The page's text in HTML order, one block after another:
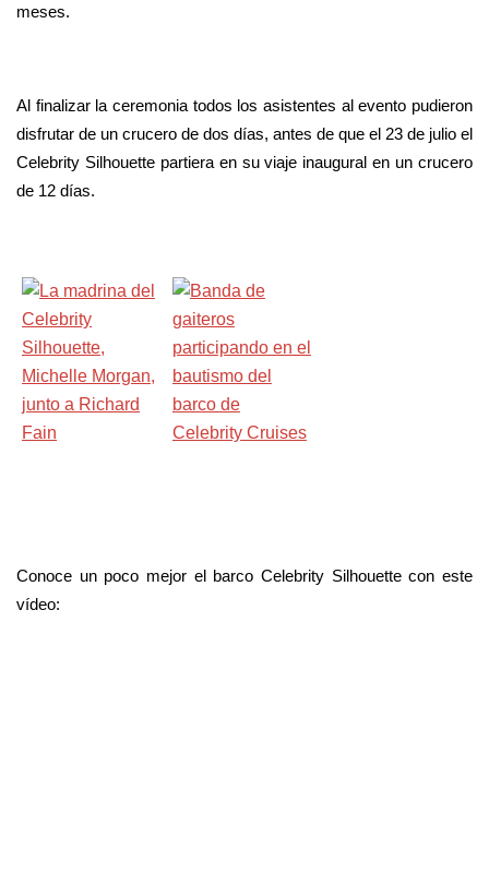
meses.
Al finalizar la ceremonia todos los asistentes al evento pudieron
disfrutar de un crucero de dos días, antes de que el 23 de julio el
Celebrity Silhouette partiera en su viaje inaugural en un crucero
de 12 días.
Conoce un poco mejor el barco Celebrity Silhouette con este
vídeo: